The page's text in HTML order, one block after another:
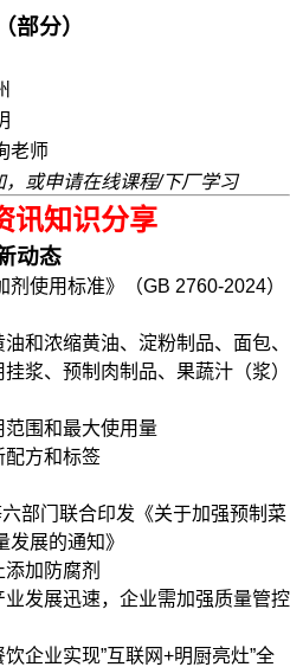
部分）
老师
或申请在线课程/下厂学习
讯知识分享
动态
剂使用标准》（GB 2760-2024）
和浓缩黄油、淀粉制品、面包、
浆、预制肉制品、果蔬汁（浆）
围和最大使用量
配方和标签
部门联合印发《关于加强预制菜
展的通知》
加防腐剂
发展迅速，企业需加强质量管控
企业实现”互联网+明厨亮灶”全